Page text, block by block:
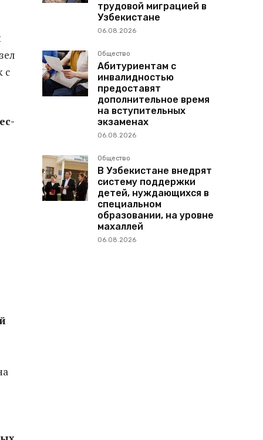
с
трудовой миграцией в
Узбекистане
06.08.2026
Общество
Абитуриентам с
инвалидностью
предоставят
дополнительное время
на вступительных
экзаменах
06.08.2026
Общество
В Узбекистане внедрят
систему поддержки
детей, нуждающихся в
специальном
образовании, на уровне
махаллей
06.08.2026